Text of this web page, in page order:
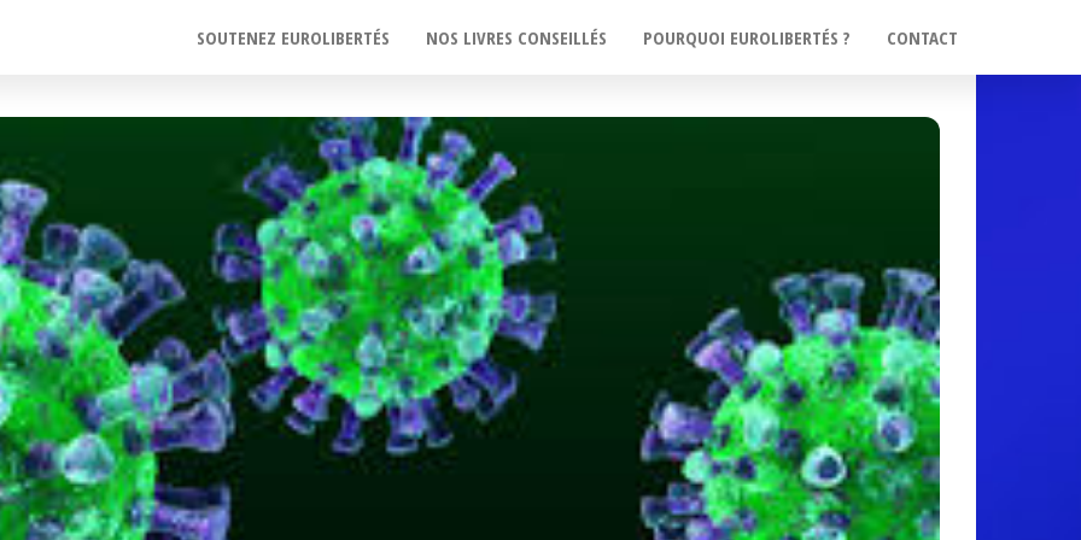
SOUTENEZ EUROLIBERTÉS NOS LIVRES CONSEILLÉS POURQUOI EUROLIBERTÉS ? CONTACT